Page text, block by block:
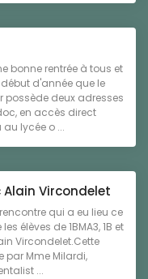
bonne rentrée à tous et
d'année que le
possède deux adresses
en accès direct
lycée o ...
Alain Vircondelet
qui a eu lieu ce
élèves de 1BMA3, 1B et
Vircondelet.Cette
par Mme Milardi,
...